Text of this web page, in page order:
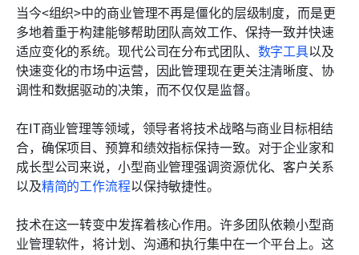
当今<组织>中的商业管理不再是僵化的层级制度，而是更
多地着重于构建能够帮助团队高效工作、保持一致并快速
适应变化的系统。现代公司在分布式团队、 数字工具以及
快速变化的市场中运营，因此管理现在更关注清晰度、协
调性和数据驱动的决策，而不仅仅是监督。
在IT商业管理等领域，领导者将技术战略与商业目标相结
合，确保项目、预算和绩效指标保持一致。对于企业家和
成长型公司来说，小型商业管理强调资源优化、客户关系
以及精简的工作流程以保持敏捷性。
技术在这一转变中发挥着核心作用。许多团队依赖小型商
业管理软件，将计划、沟通和执行集中在一个平台上。这